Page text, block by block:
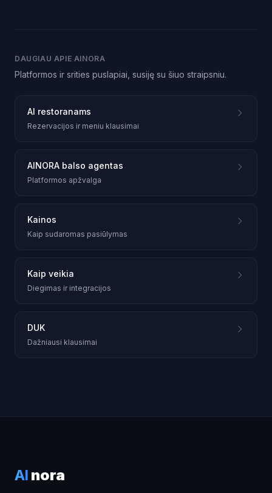
DAUGIAU APIE AINORA
Platformos ir srities puslapiai, susiję su šiuo straipsniu.
AI restoranams
Rezervacijos ir meniu klausimai
AINORA balso agentas
Platformos apžvalga
Kainos
Kaip sudaromas pasiūlymas
Kaip veikia
Diegimas ir integracijos
DUK
Dažniausi klausimai
AI nora